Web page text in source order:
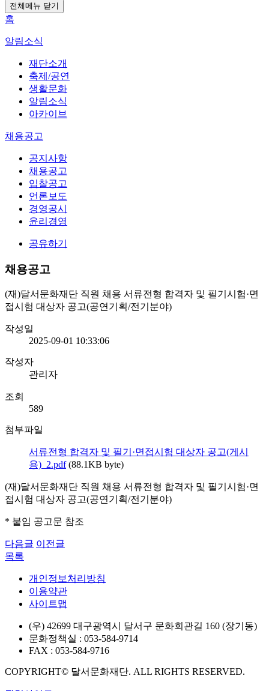
전체메뉴 닫기
홈
알림소식
재단소개
축제/공연
생활문화
알림소식
아카이브
채용공고
공지사항
채용공고
입찰공고
언론보도
경영공시
윤리경영
공유하기
채용공고
(재)달서문화재단 직원 채용 서류전형 합격자 및 필기시험·면
접시험 대상자 공고(공연기획/전기분야)
작성일
2025-09-01 10:33:06
작성자
관리자
조회
589
첨부파일
서류전형 합격자 및 필기·면접시험 대상자 공고(게시
용)_2.pdf (88.1KB byte)
(재)달서문화재단 직원 채용 서류전형 합격자 및 필기시험·면
접시험 대상자 공고(공연기획/전기분야)
* 붙임 공고문 참조
다음글 이전글
목록
개인정보처리방침
이용약관
사이트맵
(우) 42699 대구광역시 달서구 문화회관길 160 (장기동)
문화정책실 : 053-584-9714
FAX : 053-584-9716
COPYRIGHT© 달서문화재단. ALL RIGHTS RESERVED.